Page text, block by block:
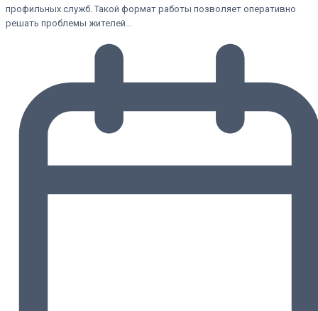
профильных служб. Такой формат работы позволяет оперативно
решать проблемы жителей…